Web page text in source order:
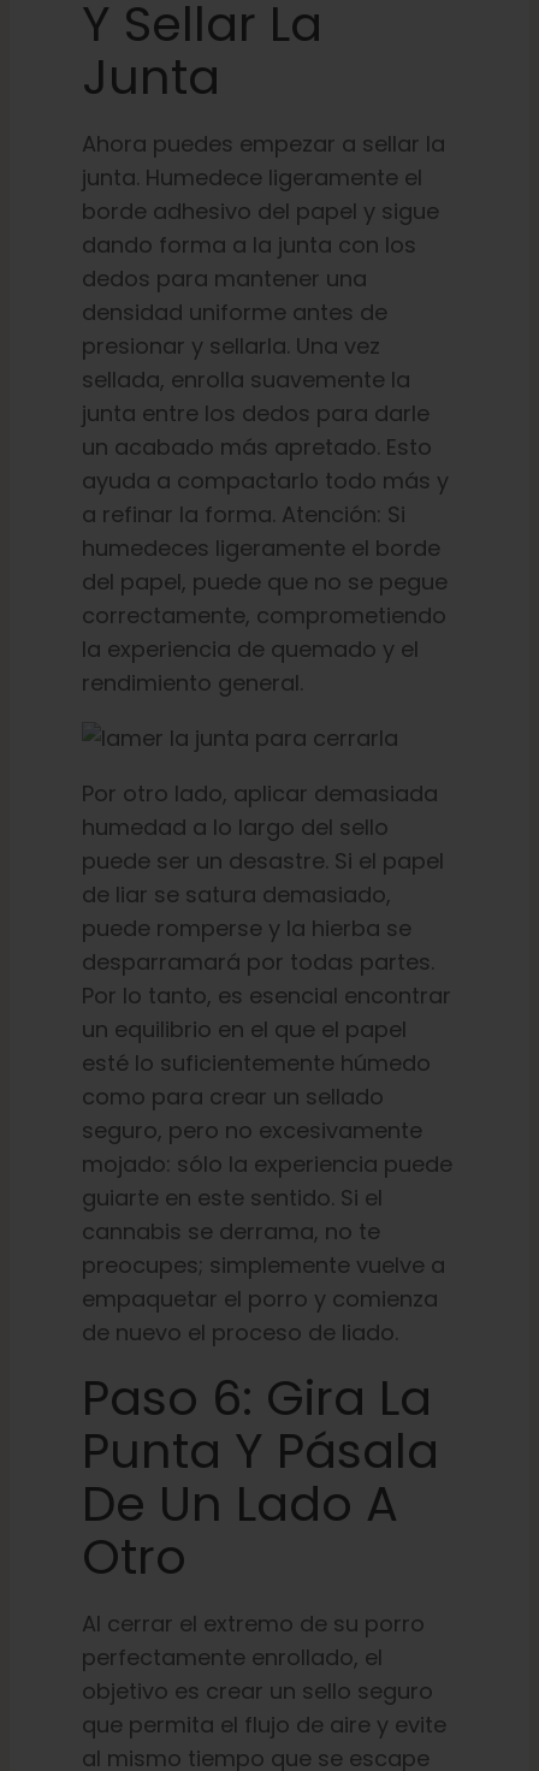
Y Sellar La
Junta
Ahora puedes empezar a sellar la
junta. Humedece ligeramente el
borde adhesivo del papel y sigue
dando forma a la junta con los
dedos para mantener una
densidad uniforme antes de
presionar y sellarla. Una vez
sellada, enrolla suavemente la
junta entre los dedos para darle
un acabado más apretado. Esto
ayuda a compactarlo todo más y
a refinar la forma. Atención: Si
humedeces ligeramente el borde
del papel, puede que no se pegue
correctamente, comprometiendo
la experiencia de quemado y el
rendimiento general.
Por otro lado, aplicar demasiada
humedad a lo largo del sello
puede ser un desastre. Si el papel
de liar se satura demasiado,
puede romperse y la hierba se
desparramará por todas partes.
Por lo tanto, es esencial encontrar
un equilibrio en el que el papel
esté lo suficientemente húmedo
como para crear un sellado
seguro, pero no excesivamente
mojado: sólo la experiencia puede
guiarte en este sentido. Si el
cannabis se derrama, no te
preocupes; simplemente vuelve a
empaquetar el porro y comienza
de nuevo el proceso de liado.
Paso 6: Gira La
Punta Y Pásala
De Un Lado A
Otro
Al cerrar el extremo de su porro
perfectamente enrollado, el
objetivo es crear un sello seguro
que permita el flujo de aire y evite
al mismo tiempo que se escape